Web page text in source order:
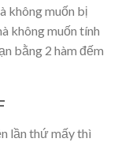
không muốn bị
không muốn tính
bằng 2 hàm đếm
lần thứ mấy thì